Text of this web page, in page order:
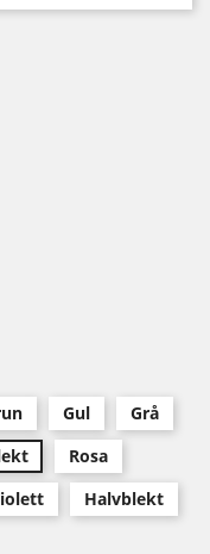
Gul
Grå
Rosa
Halvblekt